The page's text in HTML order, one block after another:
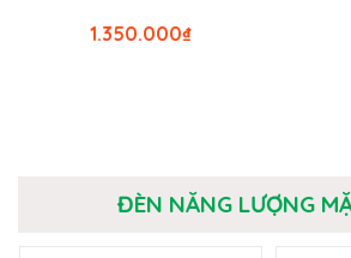
₫
1.350.000
ĐÈN NĂNG LƯỢNG